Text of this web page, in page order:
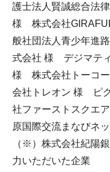
護士法人賢誠総合法
様 株式会社
般社団法人青少年進
式会社 様 デジマテ
様 株式会社トーコ
会社トレオン 様 ピ
社ファーストスクエ
原国際交流まなびネ
（※）株式会社紀陽
力いただいた企業